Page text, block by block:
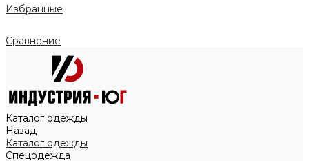
Избранные
Сравнение
Каталог одежды
Назад
Каталог одежды
Спецодежда